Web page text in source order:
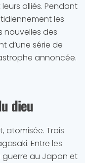
alliés. Pendant
les
nouvelles des
d’une série de
annoncée.
dieu
atomisée. Trois
Entre les
guerre au Japon et